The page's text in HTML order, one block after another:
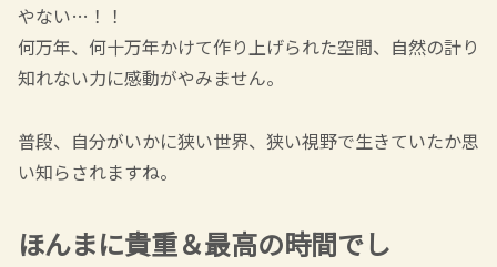
やない…！！
何万年、何十万年かけて作り上げられた空間、自然の計り
知れない力に感動がやみません。
普段、自分がいかに狭い世界、狭い視野で生きていたか思
い知らされますね。
ほんまに貴重＆最高の時間でし